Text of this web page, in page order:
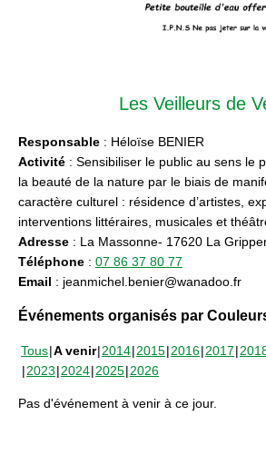
Les Veilleurs de
Responsable : Héloïse BENIER
Activité : Sensibiliser le public au sens le
la beauté de la nature par le biais de
caractère culturel : résidence d’artistes,
interventions littéraires, musicales et
Adresse : La Massonne- 17620 La
Téléphone : 07 86 37 80 77
Email : jeanmichel.benier@wanadoo.fr
Événements organisés par
Tous A venir 2014 2015 2016 2017
2023 2024 2025 2026
Pas d'événement à venir à ce jour.